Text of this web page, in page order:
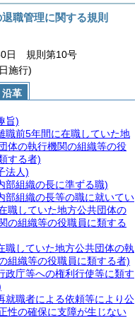
職管理に関する規則
日 規則第10号
施行)
沿革
旨)
職前5年間に在職していた地
体の執行機関の組織等の役
する者)
法人)
部組織の長に準ずる職)
部組織の長等の職に就いてい
職していた地方公共団体の
の組織等の役職員に類する
職していた地方公共団体の執
組織等の役職員に類する者)
政庁等への権利行使等に類す
就職者による依頼等により公
性の確保に支障が生じない